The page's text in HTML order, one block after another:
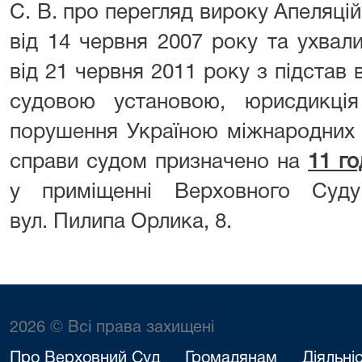
С. В. про перегляд вироку
від 14 червня 2007 року та
від 21 червня 2011 року з
судовою установою,
порушення Україною міжнародних
справи судом призначено на 11
у приміщенні Верховного
вул. Пилипа Орлика, 8.
2026 © Всі права захищені
Про Верховний Суд Громадянам